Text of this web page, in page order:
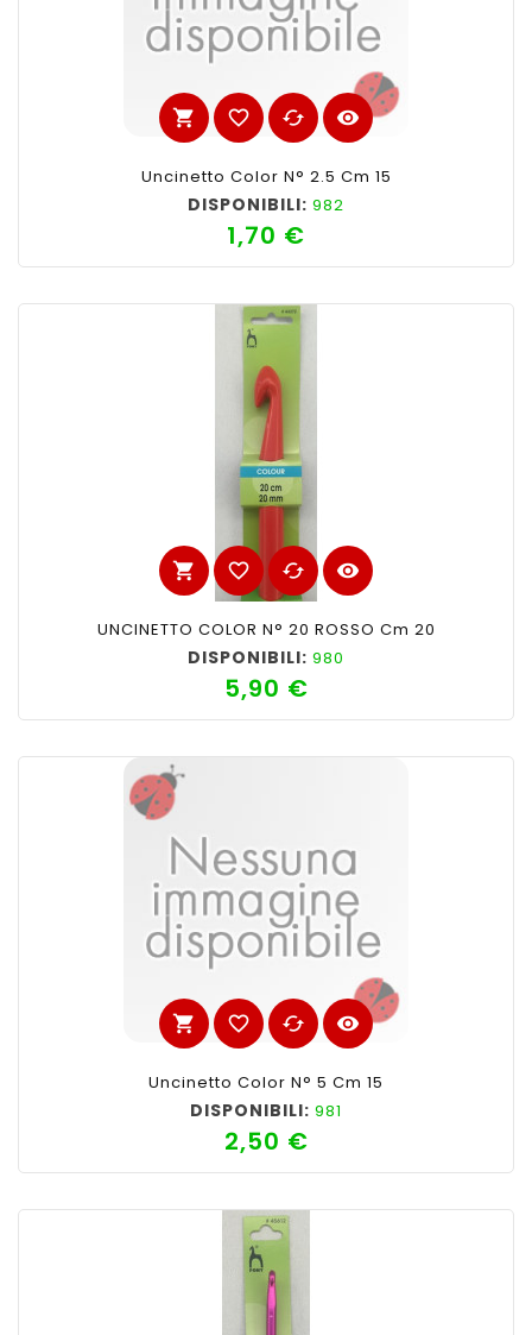
shopping_cart favorite_border cached visibility
Uncinetto Color N° 2.5 Cm 15
DISPONIBILI: 982
1,70 €
shopping_cart favorite_border cached visibility
UNCINETTO COLOR N° 20 ROSSO Cm 20
DISPONIBILI: 980
5,90 €Prezzo
shopping_cart favorite_border cached visibility
Uncinetto Color N° 5 Cm 15
DISPONIBILI: 981
2,50 €Prezzo